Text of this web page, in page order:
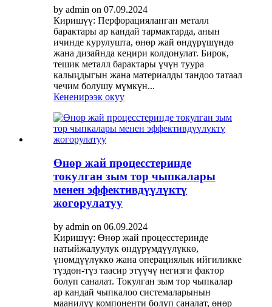
by admin on 07.09.2024
Киришүү: Перфорацияланган металл
барактары ар кандай тармактарда, анын
ичинде курулушта, өнөр жай өндүрүшүндө
жана дизайнда кеңири колдонулат. Бирок,
тешик металл барактары үчүн туура
калыңдыгын жана материалды тандоо татаал
чечим болушу мүмкүн...
Кененирээк окуу
Өнөр жай процесстеринде
токулган зым тор чыпкалары
менен эффективдүүлүктү
жогорулатуу
by admin on 06.09.2024
Киришүү: Өнөр жай процесстеринде
натыйжалуулук өндүрүмдүүлүккө,
үнөмдүүлүккө жана операциялык ийгиликке
түздөн-түз таасир этүүчү негизги фактор
болуп саналат. Токулган зым тор чыпкалар
ар кандай чыпкалоо системаларынын
маанилүү компоненти болуп саналат, өнөр